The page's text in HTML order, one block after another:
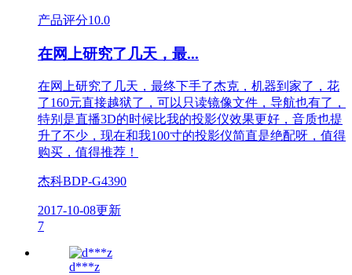
产品评分10.0
在网上研究了几天，最...
在网上研究了几天，最终下手了杰克，机器到家了，花
了160元直接越狱了，可以只读镜像文件，导航也有了，
特别是直播3D的时候比我的投影仪效果更好，音质也提
升了不少，现在和我100寸的投影仪简直是绝配呀，值得
购买，值得推荐！
杰科BDP-G4390
2017-10-08更新
7
d***z